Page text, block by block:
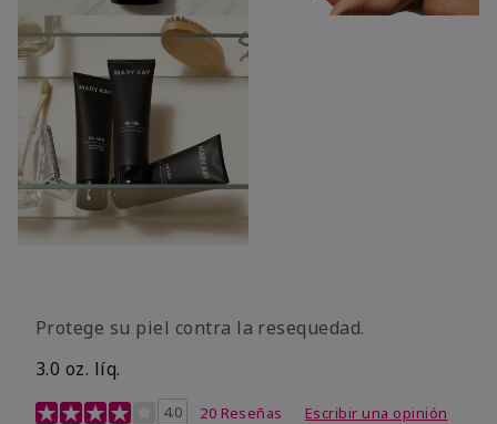
Protege su piel contra la resequedad.
3.0 oz. líq.
Calificación de clientes de 3,7 de 5
4.0 20 Reseñas Escribir una opinión